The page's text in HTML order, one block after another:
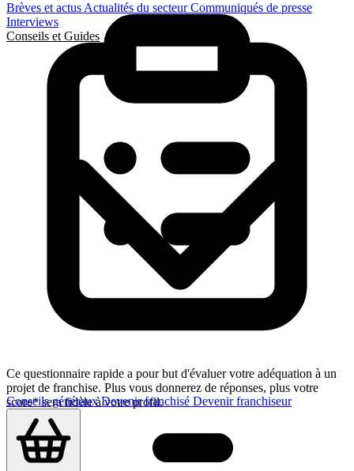
Brèves et actus Actualités du secteurCommuniqués de presse
Interviews
Conseils et Guides
Conseils générauxDevenir franchisé Devenir franchiseur
Ce questionnaire rapide a pour but d'évaluer votre adéquation à un
projet de franchise. Plus vous donnerez de réponses, plus votre
score* sera fidèle à votre profil.